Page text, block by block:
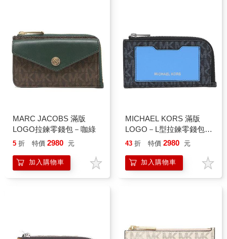
MARC JACOBS 滿版
LOGO拉鍊零錢包－咖綠
5 折 特價 2980 元
加入購物車
MICHAEL KORS 滿版
LOGO－L型拉鍊零錢包－
黑藍
43 折 特價 2980 元
加入購物車